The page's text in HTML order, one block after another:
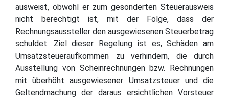
ausweist, obwohl er zum gesonderten Steuerausweis
nicht berechtigt ist, mit der Folge, dass der
Rechnungsaussteller den ausgewiesenen Steuerbetrag
schuldet. Ziel dieser Regelung ist es, Schäden am
Umsatzsteueraufkommen zu verhindern, die durch
Ausstellung von Scheinrechnungen bzw. Rechnungen
mit überhöht ausgewiesener Umsatzsteuer und die
Geltendmachung der daraus ersichtlichen Vorsteuer